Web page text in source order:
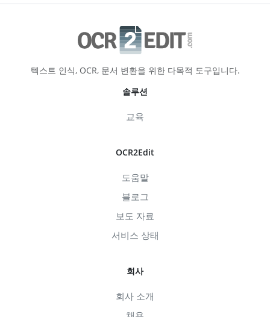
텍스트 인식, OCR, 문서 변환을 위한 다목적 도구입니다.
솔루션
교육
OCR2Edit
도움말
블로그
보도 자료
서비스 상태
회사
회사 소개